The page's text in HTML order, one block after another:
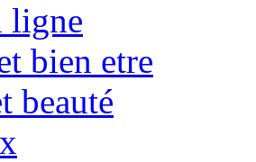
ligne
bien etre
beauté